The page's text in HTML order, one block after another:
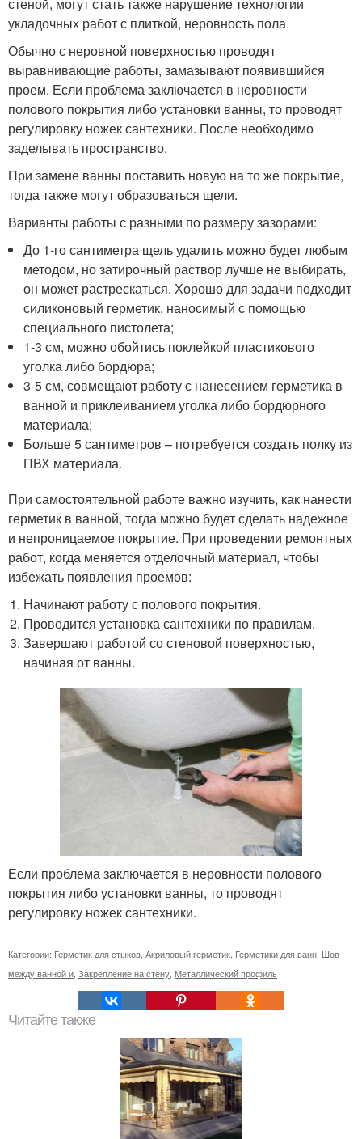
стеной, могут стать также нарушение технологии
укладочных работ с плиткой, неровность пола.
Обычно с неровной поверхностью проводят
выравнивающие работы, замазывают появившийся
проем. Если проблема заключается в неровности
полового покрытия либо установки ванны, то проводят
регулировку ножек сантехники. После необходимо
заделывать пространство.
При замене ванны поставить новую на то же покрытие,
тогда также могут образоваться щели.
Варианты работы с разными по размеру зазорами:
До 1-го сантиметра щель удалить можно будет любым
методом, но затирочный раствор лучше не выбирать,
он может растрескаться. Хорошо для задачи подходит
силиконовый герметик, наносимый с помощью
специального пистолета;
1-3 см, можно обойтись поклейкой пластикового
уголка либо бордюра;
3-5 см, совмещают работу с нанесением герметика в
ванной и приклеиванием уголка либо бордюрного
материала;
Больше 5 сантиметров – потребуется создать полку из
ПВХ материала.
При самостоятельной работе важно изучить, как нанести
герметик в ванной, тогда можно будет сделать надежное
и непроницаемое покрытие. При проведении ремонтных
работ, когда меняется отделочный материал, чтобы
избежать появления проемов:
Начинают работу с полового покрытия.
Проводится установка сантехники по правилам.
Завершают работой со стеновой поверхностью,
начиная от ванны.
Если проблема заключается в неровности полового
покрытия либо установки ванны, то проводят
регулировку ножек сантехники.
Категории: Герметик для стыков, Акриловый герметик, Герметики для ванн, Шов
между ванной и, Закрепление на стену, Металлический профиль
Читайте также